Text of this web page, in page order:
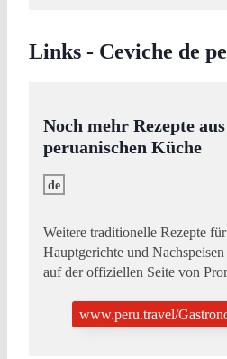
Links - Ceviche de
Noch mehr Rezepte
peruanischen Küche
de
Weitere traditionelle Rezepte
Hauptgerichte und
auf der offiziellen Seite von
www.peru.travel/